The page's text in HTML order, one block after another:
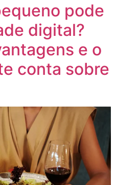
pode
digital?
e o
conta sobre